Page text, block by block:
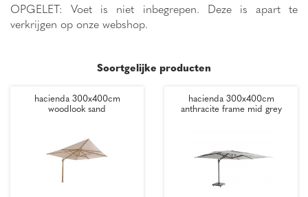
OPGELET: Voet is niet inbegrepen. Deze is apart te
verkrijgen op onze webshop.
Soortgelijke producten
hacienda 300x400cm
woodlook sand
hacienda 300x400cm
anthracite frame mid grey